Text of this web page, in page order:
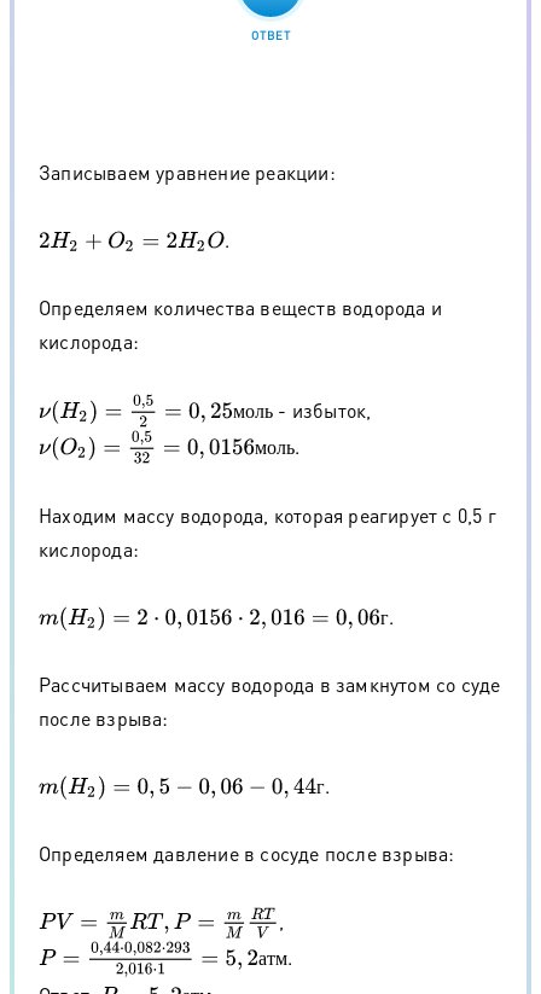
ОТВЕТ
Записываем уравнение реакции:
2H2+ O2 =2H 2O .
Определяем количества веществ водорода и
кислорода:
моль
ν(H2)=0 ,52 =0,25м ол ь - избыток,
моль
ν(O2)=0 ,532=0, 0156моль .
Находим массу водорода, которая реагирует с 0,5 г
кислорода:
г
m(H2)=2 ⋅0, 0156⋅2 016=0 ,06г .
Рассчитываем массу водорода в замкнутом со суде
после взрыва:
г
m(H2)=0 ,5− 0,06− 0, 44г .
Определяем давление в сосуде после взрыва:
PV=mM RT P=m MRTV
атм
P= 0,44⋅0,082⋅2932,016 1= 5,2атм.